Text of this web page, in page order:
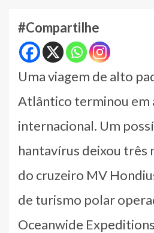
#Compartilhe
Uma viagem de alto
Atlântico terminou em
internacional. Um
hantavírus deixou três
do cruzeiro MV
de turismo polar
Oceanwide